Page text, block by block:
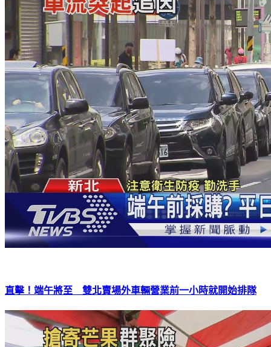
直擊！端午將至 雙北賣場外車輛營業前一小時就開始排隊